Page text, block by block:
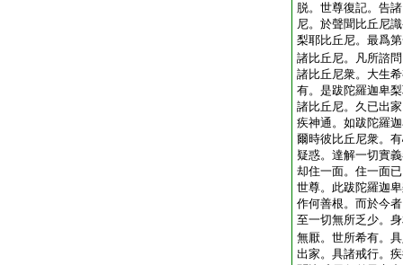
脱。世尊復記。告
尼。於聲聞比丘尼
梨耶比丘尼。最爲
諸比丘尼。凡所諮
諸比丘尼衆。大生
有。是跋陀羅迦卑
諸比丘尼。久已出
疾神通。如跋陀羅
爾時彼比丘尼衆。
疑惑。達解一切實
却住一面。住一面
世尊。此跋陀羅迦
作何善根。而於今
至一切無所乏少。
無厭。世所希有。
出家。具諸戒行。